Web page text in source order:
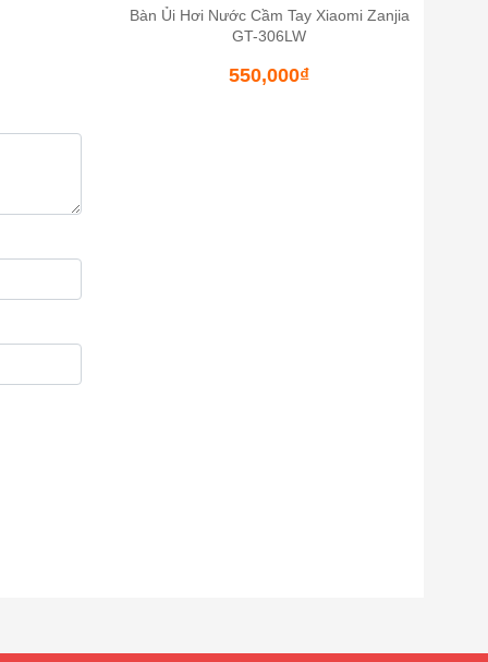
Bàn Ủi Hơi Nước Cầm Tay Xiaomi Zanjia
GT-306LW
550,000₫